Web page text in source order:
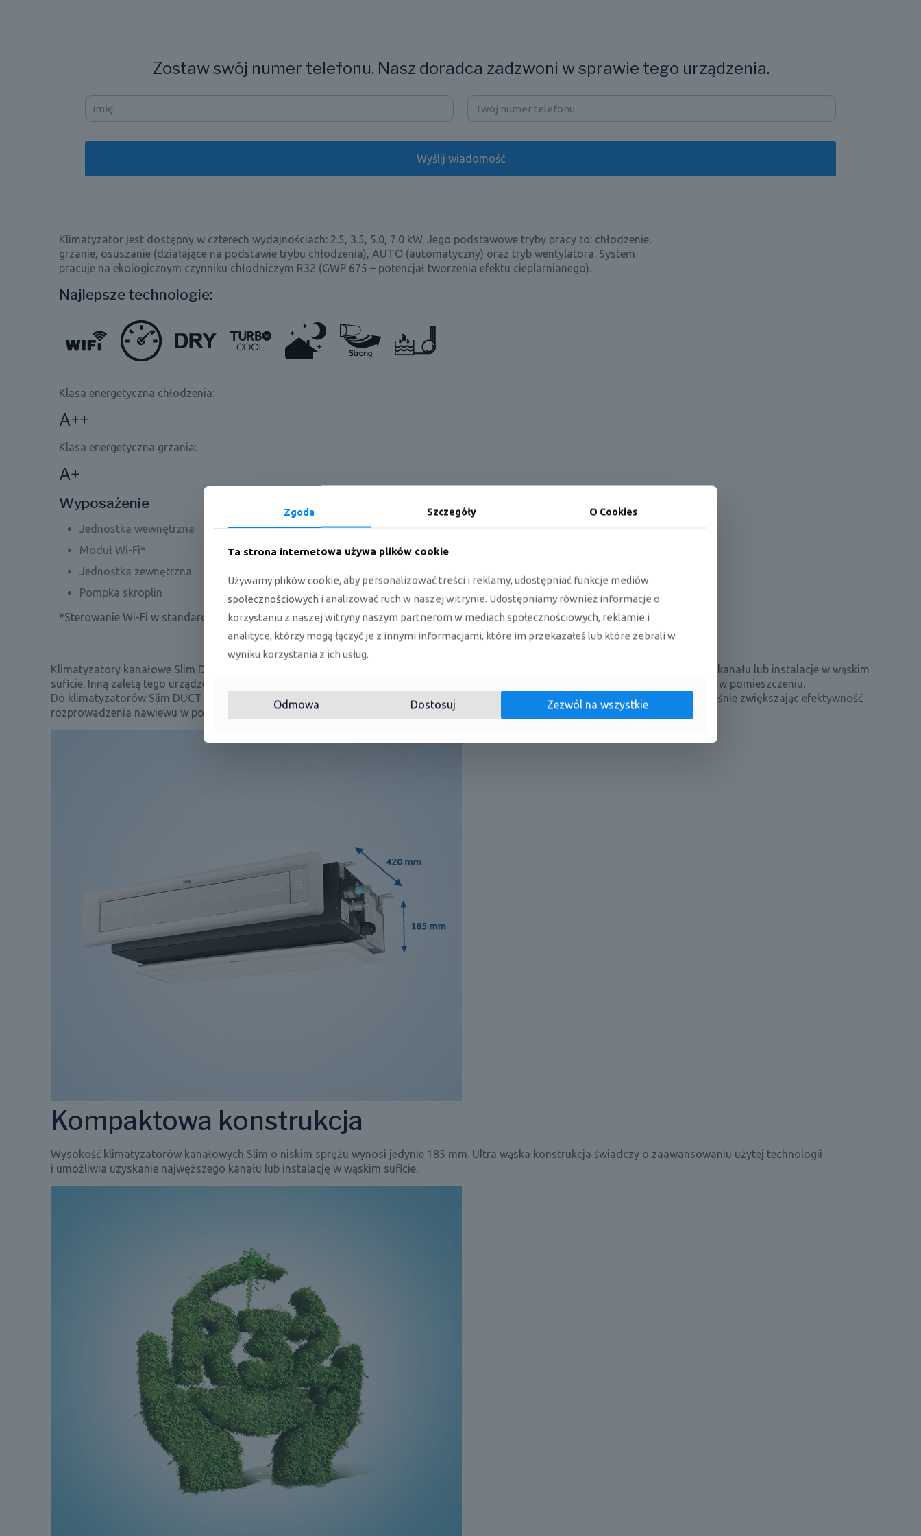
Zostaw swój numer telefonu. Nasz doradca zadzwoni w sprawie tego urządzenia.
Klimatyzator jest dostępny w czterech wydajnościach: 2.5, 3.5, 5.0, 7.0 kW. Jego podstawowe tryby pracy to: chłodzenie,
grzanie, osuszanie (działające na podstawie trybu chłodzenia), AUTO (automatyczny) oraz tryb wentylatora. System
pracuje na ekologicznym czynniku chłodniczym R32 (GWP 675 – potencjał tworzenia efektu cieplarnianego).
Najlepsze technologie:
Klasa energetyczna chłodzenia:
A++
Klasa energetyczna grzania:
A+
Wyposażenie
Jednostka wewnętrzna
Moduł Wi-Fi*
Jednostka zewnętrzna
Pompka skroplin
*Sterowanie Wi-Fi w standardzie dotyczy modeli z oznaczeniem (H) – aplikacja hOn
Klimatyzatory kanałowe Slim DUCT o niskim sprężu to urządzenia, które dzięki swojej konstrukcji umożliwiają uzyskanie najwęższego kanału lub instalacje w wąskim
suficie. Inną zaletą tego urządzenia to cicha praca oraz możliwość dostarczania świeżego powietrza co znacznie wpływa na atmosferę w pomieszczeniu.
Do klimatyzatorów Slim DUCT można zamontować zaawansowany panel (opcja), który kieruje nawiew w różnych kierunkach, jednocześnie zwiększając efektywność
rozprowadzenia nawiewu w pomieszczeniu; panele dostępne z wyświetlaczem temperatury lub bez.
Kompaktowa konstrukcja
Wysokość klimatyzatorów kanałowych Slim o niskim sprężu wynosi jedynie 185 mm. Ultra wąska konstrukcja świadczy o zaawansowaniu użytej technologii
i umożliwia uzyskanie najwęższego kanału lub instalację w wąskim suficie.
Zgoda Szczegóły O Cookies
Ta strona internetowa używa plików cookie
Używamy plików cookie, aby personalizować treści i reklamy, udostępniać funkcje mediów
społecznościowych i analizować ruch w naszej witrynie. Udostępniamy również informacje o
korzystaniu z naszej witryny naszym partnerom w mediach społecznościowych, reklamie i
analityce, którzy mogą łączyć je z innymi informacjami, które im przekazałeś lub które zebrali w
wyniku korzystania z ich usług.
Odmowa Dostosuj Zezwól na wszystkie